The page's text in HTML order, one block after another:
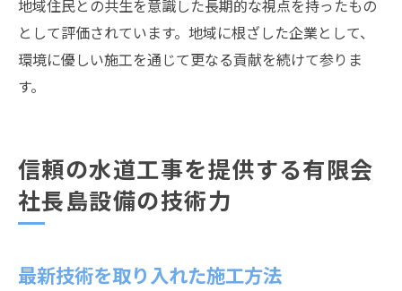
地域住民との共生を意識した長期的な視点を持ったもの
として評価されています。地域に根ざした企業として、
環境に優しい施工を通じて更なる貢献を続けて参りま
す。
信頼の水道工事を提供する有限会
社長島設備の技術力
最新技術を取り入れた施工方法